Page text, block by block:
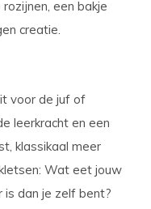
een bakje
creatie.
voor de juf of
leerkracht en een
klassikaal meer
Wat eet jouw
dan je zelf bent?